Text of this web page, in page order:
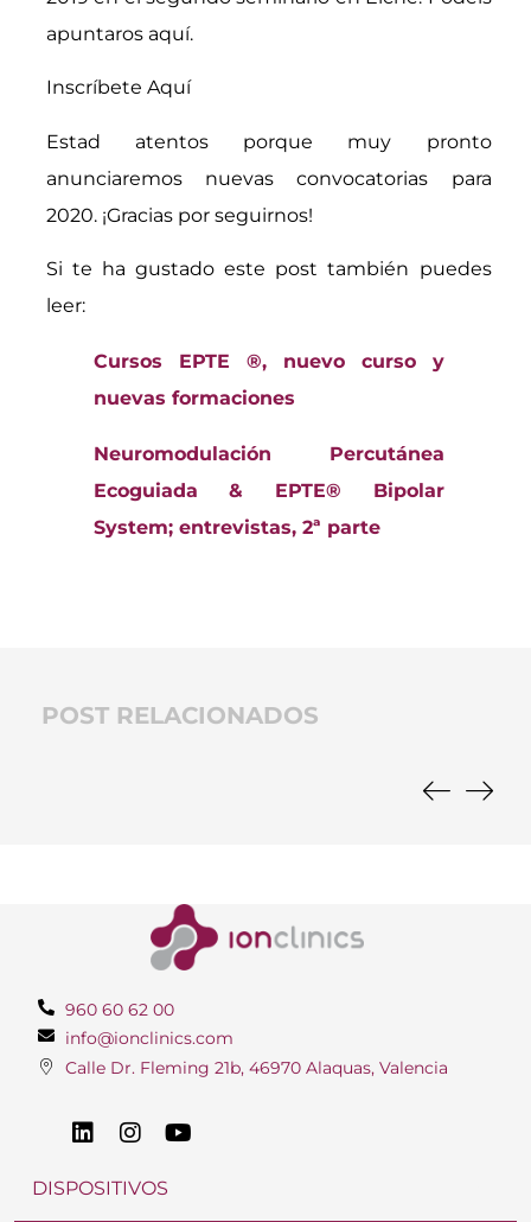
apuntaros aquí.
Inscríbete Aquí
Estad atentos porque muy pronto
anunciaremos nuevas convocatorias para
2020. ¡Gracias por seguirnos!
Si te ha gustado este post también puedes
leer:
Cursos EPTE ®, nuevo curso y
nuevas formaciones
Neuromodulación Percutánea
Ecoguiada & EPTE® Bipolar
System; entrevistas, 2ª parte
POST RELACIONADOS
960 60 62 00
info@ionclinics.com
Calle Dr. Fleming 21b, 46970 Alaquas, Valencia
DISPOSITIVOS